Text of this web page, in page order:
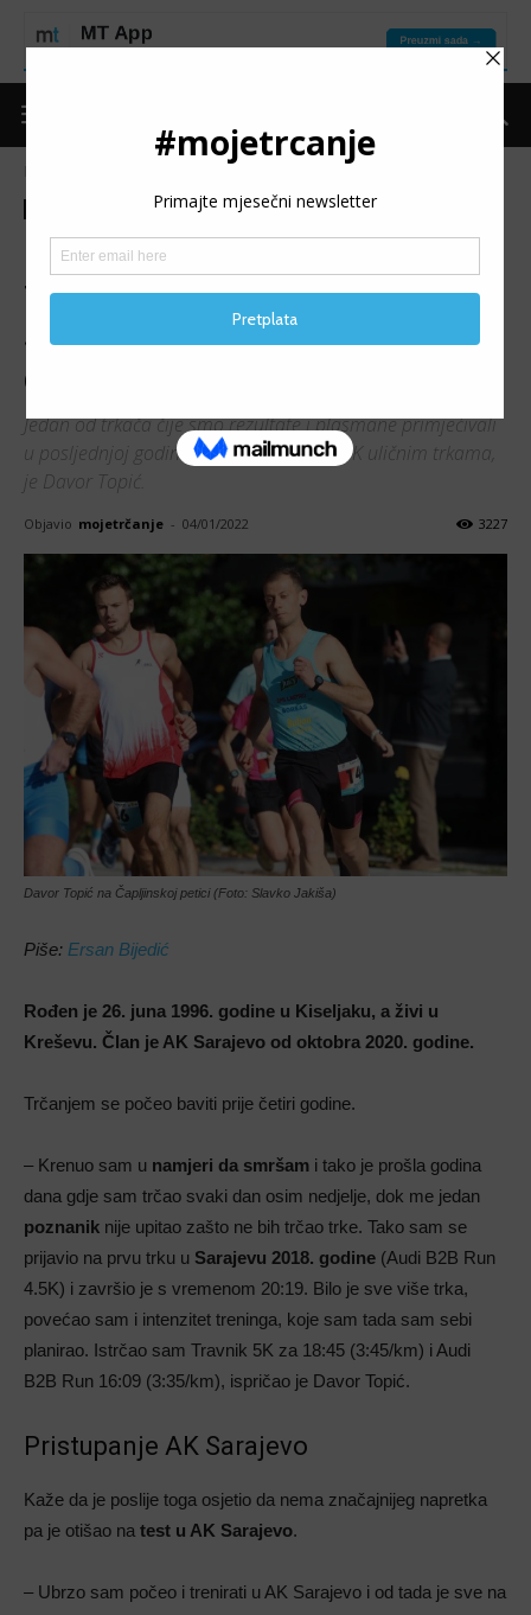
Predstavljamo Razgovor
DAVOR TOPIĆ: Počeo sam
trčati prije 4 godine da bih
smršao, danas je 5K moja
disciplina
Jedan od trkača čije smo rezultate i plasmane primjećivali
u posljednjoj godini, posebno na 5K i 10K uličnim trkama,
je Davor Topić.
Objavio mojetrčanje - 04/01/2022 3227
Davor Topić na Čapljinskoj petici (Foto: Slavko Jakiša)
Piše: Ersan Bijedić
Rođen je 26. juna 1996. godine u Kiseljaku, a živi u
Kreševu. Član je AK Sarajevo od oktobra 2020. godine.
Trčanjem se počeo baviti prije četiri godine.
– Krenuo sam u namjeri da smršam i tako je prošla godina
dana gdje sam trčao svaki dan osim nedjelje, dok me jedan
poznanik nije upitao zašto ne bih trčao trke. Tako sam se
prijavio na prvu trku u Sarajevu 2018. godine (Audi B2B Run
4.5K) i završio je s vremenom 20:19. Bilo je sve više trka,
povećao sam i intenzitet treninga, koje sam tada sam sebi
planirao. Istrčao sam Travnik 5K za 18:45 (3:45/km) i Audi
B2B Run 16:09 (3:35/km), ispričao je Davor Topić.
Pristupanje AK Sarajevo
Kaže da je poslije toga osjetio da nema značajnijeg napretka
pa je otišao na test u AK Sarajevo.
– Ubrzo sam počeo i trenirati u AK Sarajevo i od tada je sve na